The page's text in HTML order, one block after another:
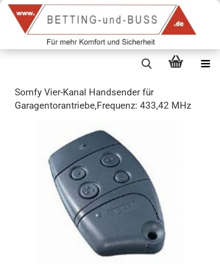
Somfy Vier-Kanal Handsender für
Garagentorantriebe,Frequenz: 433,42 MHz